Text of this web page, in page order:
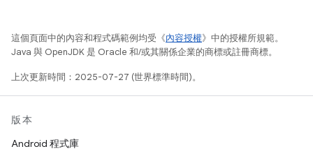
這個頁面中的內容和程式碼範例均受《內容授權》中的授權所規範。
Java 與 OpenJDK 是 Oracle 和/或其關係企業的商標或註冊商標。
上次更新時間：2025-07-27 (世界標準時間)。
版本
Android 程式庫